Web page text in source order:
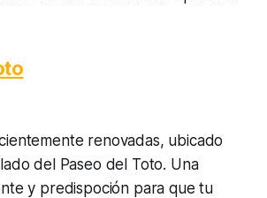
renovadas, ubicado
del Paseo del Toto. Una
y predispoción para que tu